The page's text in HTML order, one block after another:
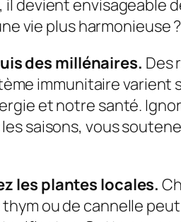
devient envisageable
vie plus harmonieuse ?
des millénaires. Des
immunitaire varient
et notre santé.
saisons, vous
les plantes locales.
ou de cannelle